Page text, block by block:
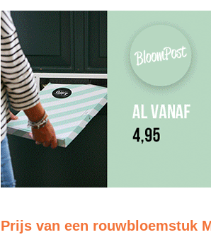
Prijs van een rouwbloemstuk